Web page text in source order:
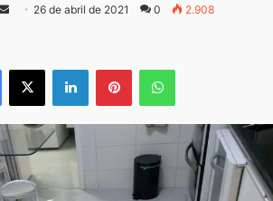
Mande
mail
26 de abril de 2021 0 2.908
Facebook
X LinkedinPinterestWhatsApp